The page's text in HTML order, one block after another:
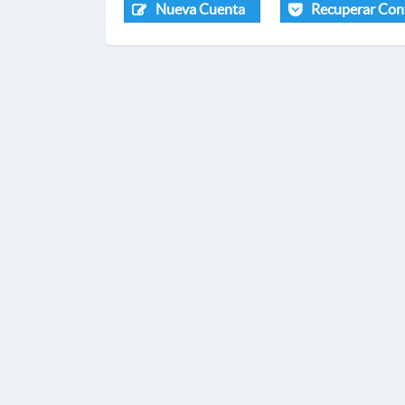
Nueva Cuenta Recuperar